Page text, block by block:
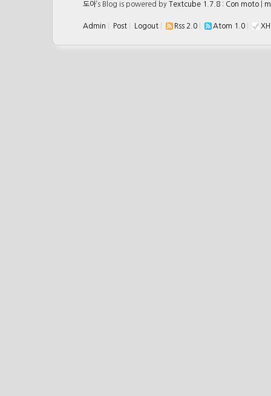
도아’s Blog is powered by Textcube 1.7.8 : Con moto
Admin Post Logout Rss 2.0 Atom 1.0